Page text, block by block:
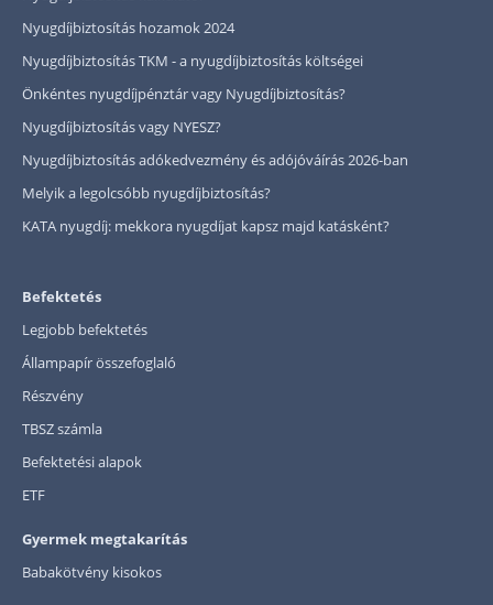
Nyugdíjbiztosítás hozamok 2024
Nyugdíjbiztosítás TKM - a nyugdíjbiztosítás költségei
Önkéntes nyugdíjpénztár vagy Nyugdíjbiztosítás?
Nyugdíjbiztosítás vagy NYESZ?
Nyugdíjbiztosítás adókedvezmény és adójóváírás 2026-ban
Melyik a legolcsóbb nyugdíjbiztosítás?
KATA nyugdíj: mekkora nyugdíjat kapsz majd katásként?
Befektetés
Legjobb befektetés
Állampapír összefoglaló
Részvény
TBSZ számla
Befektetési alapok
ETF
Gyermek megtakarítás
Babakötvény kisokos